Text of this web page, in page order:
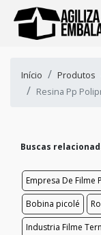
Início Produtos
Resina Pp
Buscas
Empresa De Filme
Bobina picolé
Industria Filme